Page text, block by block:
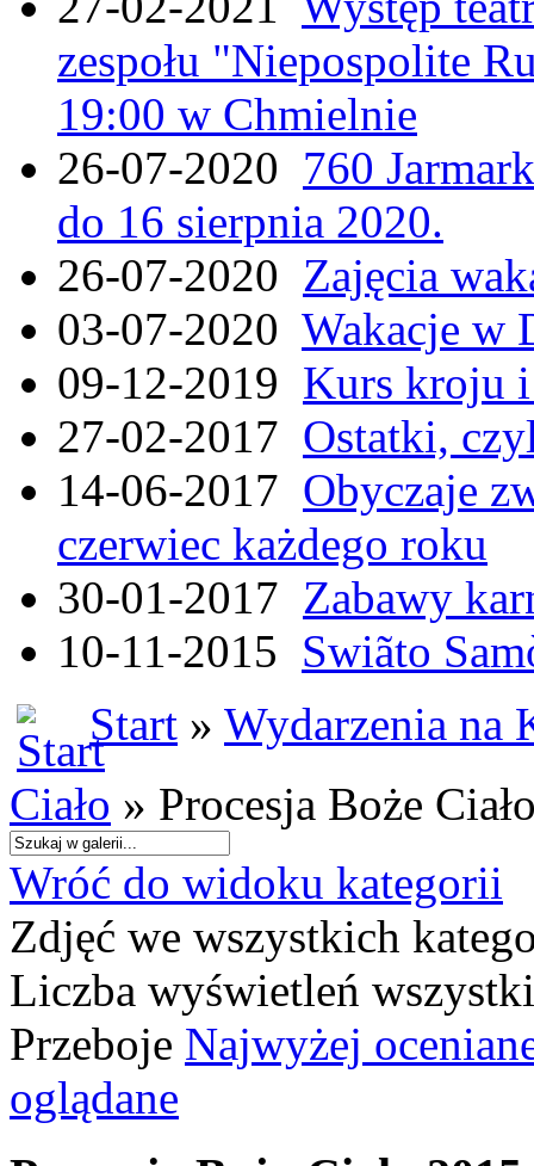
zespołu "Niepospolite
19:00 w Chmielnie
26-07-2020 760
do 16 sierpnia 2020.
26-07-2020 Zajęcia
03-07-2020 Wakacje w
09-12-2019 Kurs kroju i
27-02-2017 Ostatki,
14-06-2017 Obyczaje
czerwiec każdego roku
30-01-2017 Zabawy
10-11-2015 Swiãto
Start » Wydarzenia na
Ciało » Procesja Boże
Wróć do widoku kategorii
Zdjęć we wszystkich
Liczba wyświetleń
Przeboje Najwyżej
oglądane